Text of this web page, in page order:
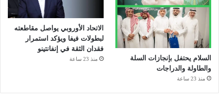
السلام يحتفل بإنجازات السلة
والطاولة والدراجات
منذ 23 ساعة
الاتحاد الأوروبي يواصل مقاطعته
لبطولات فيفا ويؤكد استمرار
فقدان الثقة في إنفانتينو
منذ 23 ساعة